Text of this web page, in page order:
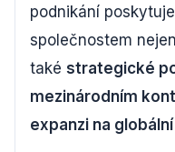
podnikání
společnostem
také strategické
mezinárodním
expanzi na